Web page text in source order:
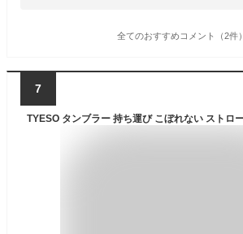
全てのおすすめコメント（2件）
7